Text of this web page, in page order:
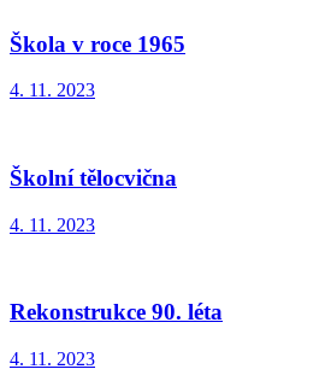
Škola v roce 1965
4. 11. 2023
Školní tělocvična
4. 11. 2023
Rekonstrukce 90. léta
4. 11. 2023